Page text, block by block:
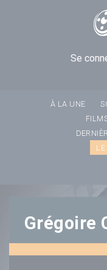
Se
À LA UNE
Grégoire
Panneau de gestion